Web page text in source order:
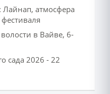
Лайнап, атмосфера
в Вайве, 6-
сада 2026 - 22